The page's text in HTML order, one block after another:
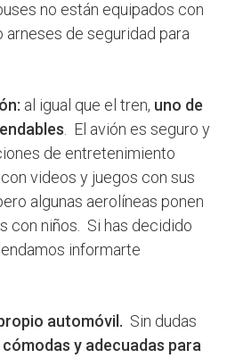
no están equipados con
de seguridad para
al igual que el tren, uno de
. El avión es seguro y
de entretenimiento
videos y juegos con sus
algunas aerolíneas ponen
con niños. Si has decidido
informarte
automóvil. Sin dudas
y adecuadas para